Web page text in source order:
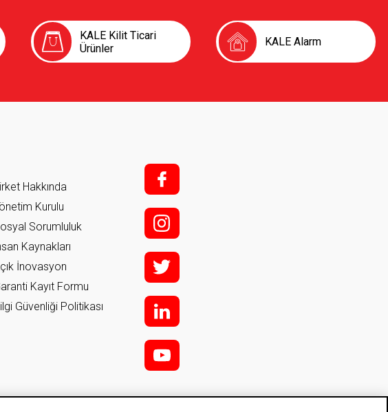
KALE Kilit Ticari
Ürünler
KALE Alarm
Hakkında
Kurulu
Sorumluluk
Kaynakları
İnovasyon
Kayıt Formu
Güvenliği Politikası
f;
i;
t
l
y